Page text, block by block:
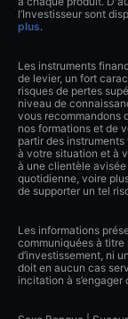
l’Investisseur sont
plus.
Les instruments
de levier, un fort
risques de pertes
niveau de
vous recommandons
nos formations et de
partir des
à votre situation et à
à une clientèle
quotidienne, voire
de supporter un tel
Les informations
communiquées à
d’investissement, ni
doit en aucun cas
incitation à